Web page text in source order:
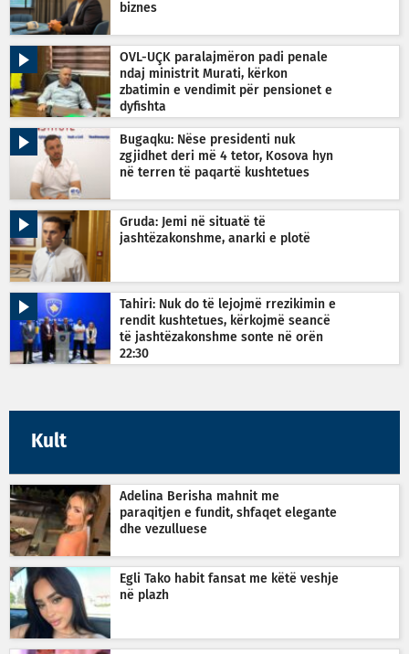
biznes
OVL-UÇK paralajmëron padi penale
ndaj ministrit Murati, kërkon
zbatimin e vendimit për pensionet e
dyfishta
Bugaqku: Nëse presidenti nuk
zgjidhet deri më 4 tetor, Kosova hyn
në terren të paqartë kushtetues
Gruda: Jemi në situatë të
jashtëzakonshme, anarki e plotë
Tahiri: Nuk do të lejojmë rrezikimin e
rendit kushtetues, kërkojmë seancë
të jashtëzakonshme sonte në orën
22:30
Kult
Adelina Berisha mahnit me
paraqitjen e fundit, shfaqet elegante
dhe vezulluese
Egli Tako habit fansat me këtë veshje
në plazh